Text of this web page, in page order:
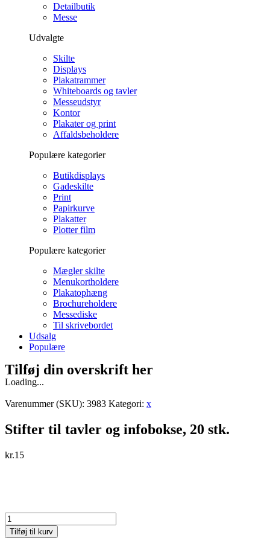
Detailbutik
Messe
Udvalgte
Skilte
Displays
Plakatrammer
Whiteboards og tavler
Messeudstyr
Kontor
Plakater og print
Affaldsbeholdere
Populære kategorier
Butikdisplays
Gadeskilte
Print
Papirkurve
Plakatter
Plotter film
Populære kategorier
Mægler skilte
Menukortholdere
Plakatophæng
Brochureholdere
Messediske
Til skrivebordet
Udsalg
Populære
Tilføj din overskrift her
Loading...
Varenummer (SKU): 3983 Kategori: x
Stifter til tavler og infobokse, 20 stk.
kr.15
Stifter
til
tavler
Tilføj til kurv